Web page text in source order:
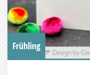
Frühling